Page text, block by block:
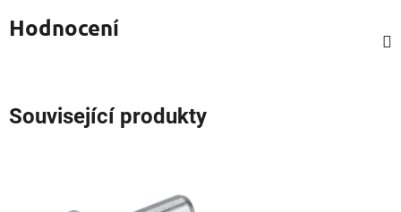
Hodnocení
Související produkty